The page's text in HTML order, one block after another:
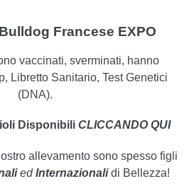
Francese EXPO
vaccinati, sverminati, hanno
Libretto Sanitario, Test Genetici
(DNA).
Disponibili CLICCANDO QUI
allevamento sono spesso figli
edInternazionali di Bellezza!